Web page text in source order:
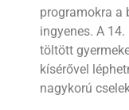
programokra a
ingyenes. A
töltött
kísérővel
nagykorú